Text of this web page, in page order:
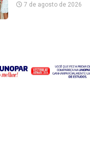
7 de agosto de 2026